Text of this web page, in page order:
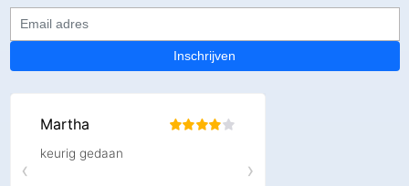
Inschrijven